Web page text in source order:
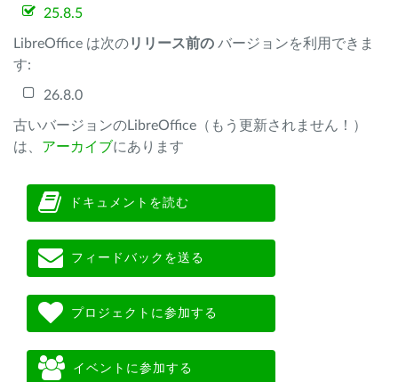
25.8.5
LibreOffice は次のリリース前の バージョンを利用できま
す:
26.8.0
古いバージョンのLibreOffice（もう更新されません！）
は、 アーカイブにあります
ドキュメントを読む
フィードバックを送る
プロジェクトに参加する
イベントに参加する